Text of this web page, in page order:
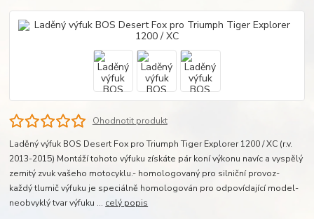
Ohodnotit produkt
Laděný výfuk BOS Desert Fox pro Triumph Tiger Explorer 1200 / XC (r.v.
2013-2015) Montáží tohoto výfuku získáte pár koní výkonu navíc a vyspělý
zemitý zvuk vašeho motocyklu.- homologovaný pro silniční provoz-
každý tlumič výfuku je speciálně homologován pro odpovídající model-
neobvyklý tvar výfuku ... celý popis